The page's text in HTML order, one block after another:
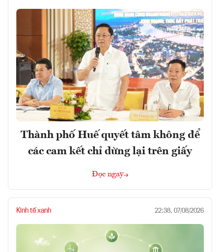
Thành phố Huế quyết tâm không để
các cam kết chỉ dừng lại trên giấy
Đọc ngay
Kinh tế xanh 22:38, 07/08/2026